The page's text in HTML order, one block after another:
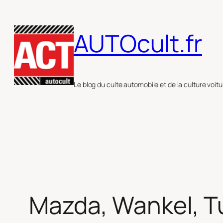
au
contenu
AUTOcult.fr
Le blog du culte automobile et de la culture
Mazda, Wankel,